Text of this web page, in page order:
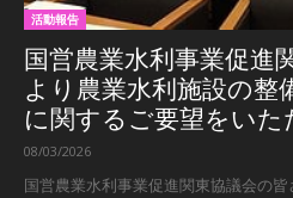
活動報告
国営農業水利事業促進
より農業水利施設の整
に関するご要望をいた
08/03/2026
国営農業水利事業促進関東協議会の皆